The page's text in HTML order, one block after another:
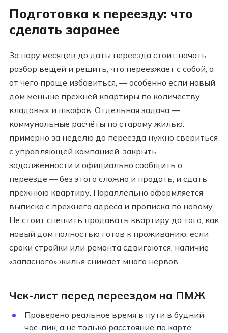
Подготовка к переезду: что
сделать заранее
За пару месяцев до даты переезда стоит начать
разбор вещей и решить, что переезжает с собой, а
от чего проще избавиться, — особенно если новый
дом меньше прежней квартиры по количеству
кладовых и шкафов. Отдельная задача —
коммунальные расчёты по старому жилью:
примерно за неделю до переезда нужно свериться
с управляющей компанией, закрыть
задолженности и официально сообщить о
переезде — без этого сложно и продать, и сдать
прежнюю квартиру. Параллельно оформляется
выписка с прежнего адреса и прописка по новому.
Не стоит спешить продавать квартиру до того, как
новый дом полностью готов к проживанию: если
сроки стройки или ремонта сдвигаются, наличие
«запасного» жилья снимает много нервов.
Чек-лист перед переездом на ПМЖ
Проверено реальное время в пути в будний
час-пик, а не только расстояние по карте;